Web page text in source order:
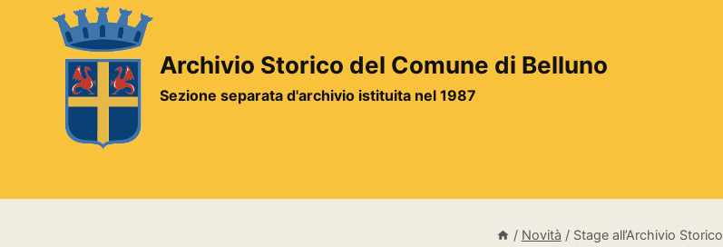
contenuto
Archivio Storico del Comune di Belluno
Sezione separata d'archivio istituita nel 1987
/ Novità / Stage all’Archivio Storico